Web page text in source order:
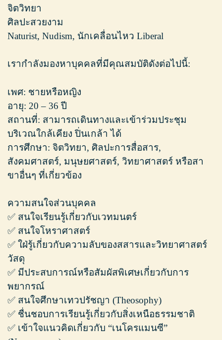
จิตวิทยา
ศิลปะสวยงาม
Naturist, Nudism, นักเคลื่อนไหว Liberal
เรากำลังมองหาบุคคลที่มีคุณสมบัติดังต่อไปนี้:
เพศ: ชายหรือหญิง
อายุ: 20 – 36 ปี
สถานที่: สามารถเดินทางและเข้าร่วมประชุม
บริเวณใกล้เคียง ปิ่นเกล้า ได้
การศึกษา: จิตวิทยา, ศิลปะการสื่อสาร,
สังคมศาสตร์, มนุษยศาสตร์, วิทยาศาสตร์ หรือสา
ขาอื่นๆ ที่เกี่ยวข้อง
ความสนใจส่วนบุคคล
✅ สนใจเรียนรู้เกี่ยวกับเวทมนตร์
✅ สนใจโหราศาสตร์
✅ ใฝ่รู้เกี่ยวกับความลับของสสารและวิทยาศาสตร์
วัสดุ
✅ มีประสบการณ์หรือสัมผัสพิเศษเกี่ยวกับการ
พยากรณ์
✅ สนใจศึกษาเทวปรัชญา (Theosophy)
✅ ชื่นชอบการเรียนรู้เกี่ยวกับสิ่งเหนือธรรมชาติ
✅ เข้าใจแนวคิดเกี่ยวกับ “เนโครแมนซี”